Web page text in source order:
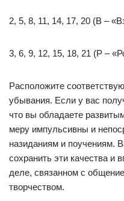
2, 5, 8, 11, 14, 17, 20 (В –
3, 6, 9, 12, 15, 18, 21 (Р –
Расположите
убывания. Если у вас
что вы обладаете
меру импульсивны и
назиданиям и поучениям.
сохранить эти качества и
деле, связанном с
творчеством.